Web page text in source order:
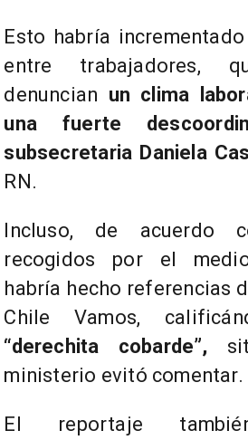
Esto habría
entre trabajadores,
denuncian un clima
una fuerte
subsecretaria Daniela
RN.
Incluso, de acuerdo
recogidos por el
habría hecho referencias
Chile Vamos,
“derechita cobarde”,
ministerio evitó comentar.
El reportaje